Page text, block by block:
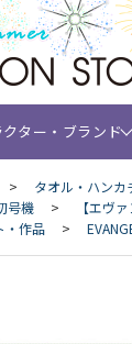
ター・ブランド
> タオル・ハンカ
号機 >
【エヴ
・作品 >